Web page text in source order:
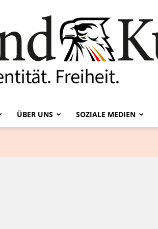
ÜBER UNS SOZIALE MEDIEN